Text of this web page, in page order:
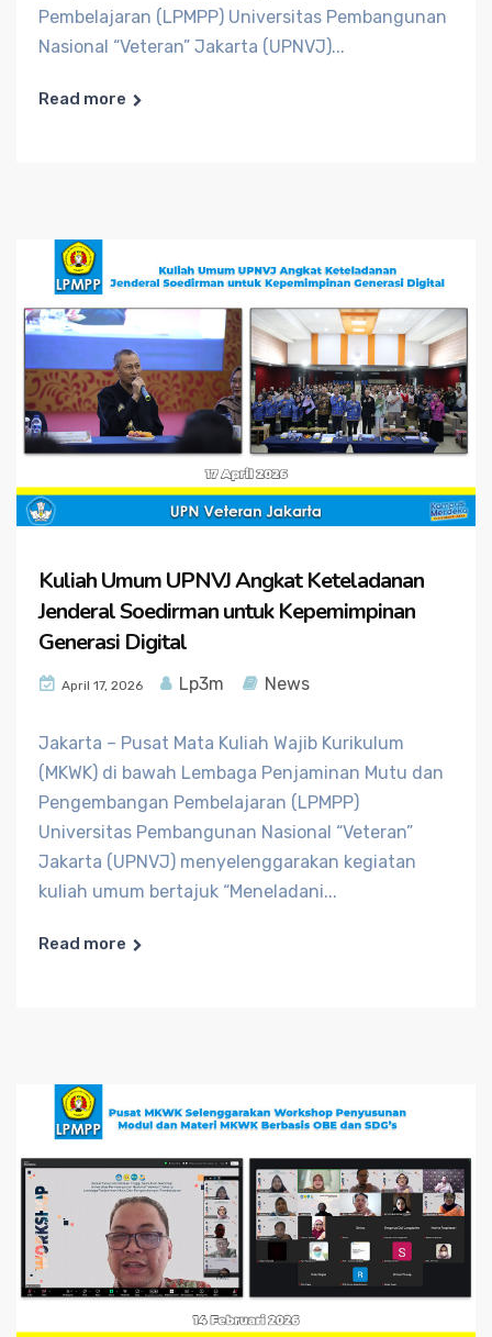
Pembelajaran (LPMPP) Universitas Pembangunan
Nasional “Veteran” Jakarta (UPNVJ)...
Read more
Kuliah Umum UPNVJ Angkat Keteladanan
Jenderal Soedirman untuk Kepemimpinan
Generasi Digital
April 17, 2026 Lp3m News
Jakarta – Pusat Mata Kuliah Wajib Kurikulum
(MKWK) di bawah Lembaga Penjaminan Mutu dan
Pengembangan Pembelajaran (LPMPP)
Universitas Pembangunan Nasional “Veteran”
Jakarta (UPNVJ) menyelenggarakan kegiatan
kuliah umum bertajuk “Meneladani...
Read more